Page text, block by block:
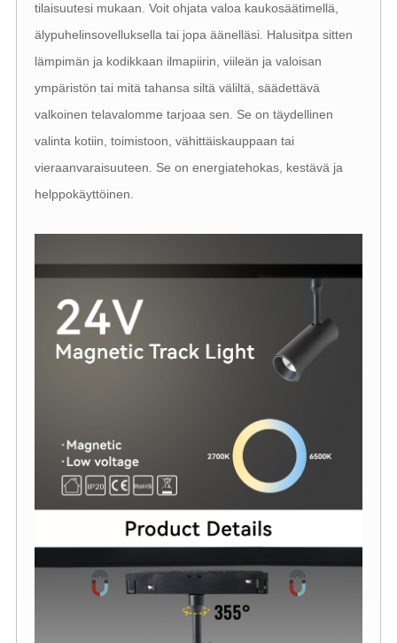
tilaisuutesi mukaan. Voit ohjata valoa kaukosäätimellä,
älypuhelinsovelluksella tai jopa äänelläsi. Halusitpa sitten
lämpimän ja kodikkaan ilmapiirin, viileän ja valoisan
ympäristön tai mitä tahansa siltä väliltä, ​​säädettävä
valkoinen telavalomme tarjoaa sen. Se on täydellinen
valinta kotiin, toimistoon, vähittäiskauppaan tai
vieraanvaraisuuteen. Se on energiatehokas, kestävä ja
helppokäyttöinen.